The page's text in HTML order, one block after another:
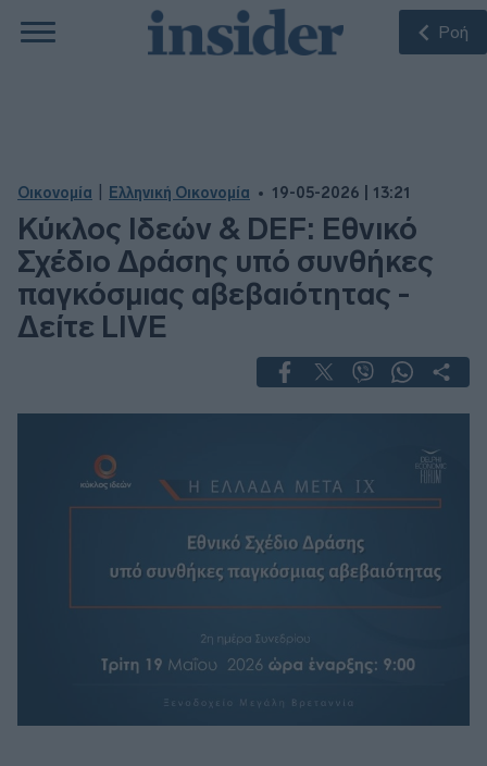
Ροή
Οικονομία Ελληνική Οικονομία 19-05-2026 | 13:21
Κύκλος Ιδεών & DEF: Εθνικό
Σχέδιο Δράσης υπό συνθήκες
παγκόσμιας αβεβαιότητας -
Δείτε LIVE